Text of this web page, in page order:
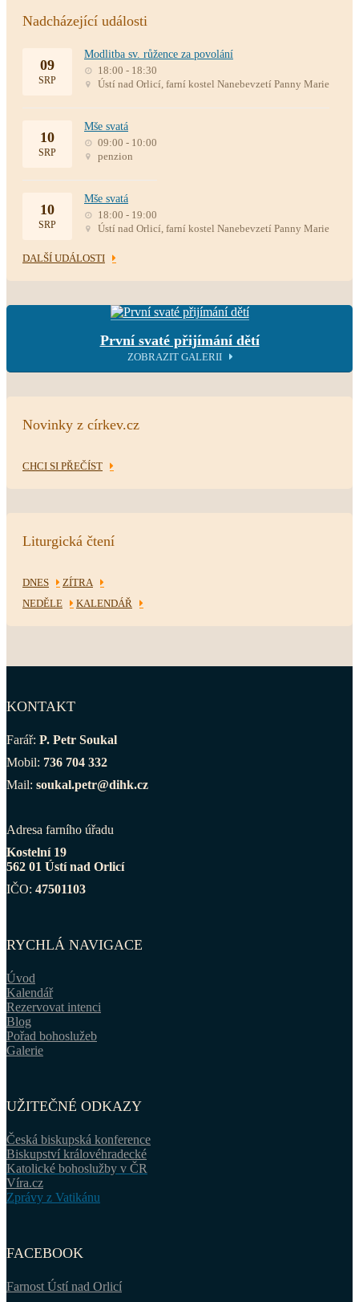
Nadcházející události
09
SRP
Modlitba sv. růžence za povolání
18:00 - 18:30
Ústí nad Orlicí, farní kostel Nanebevzetí Panny Marie
10
SRP
Mše svatá
09:00 - 10:00
penzion
10
SRP
Mše svatá
18:00 - 19:00
Ústí nad Orlicí, farní kostel Nanebevzetí Panny Marie
DALŠÍ UDÁLOSTI
První svaté přijímání dětí
ZOBRAZIT GALERII
Novinky z církev.cz
CHCI SI PŘEČÍST
Liturgická čtení
DNES
ZÍTRA
NEDĚLE
KALENDÁŘ
KONTAKT
Farář: P. Petr Soukal
Mobil: 736 704 332
Mail: soukal.petr@dihk.cz
Adresa farního úřadu
Kostelní 19
562 01 Ústí nad Orlicí
IČO: 47501103
RYCHLÁ NAVIGACE
Úvod
Kalendář
Rezervovat intenci
Blog
Pořad bohoslužeb
Galerie
UŽITEČNÉ ODKAZY
Česká biskupská konference
Biskupství královéhradecké
Katolické bohoslužby v ČR
Víra.cz
Zprávy z Vatikánu
FACEBOOK
Farnost Ústí nad Orlicí